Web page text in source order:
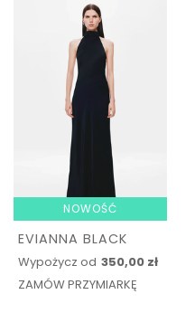
NOWOŚĆ
EVIANNA BLACK
Wypożycz od 350,00 zł
ZAMÓW PRZYMIARKĘ